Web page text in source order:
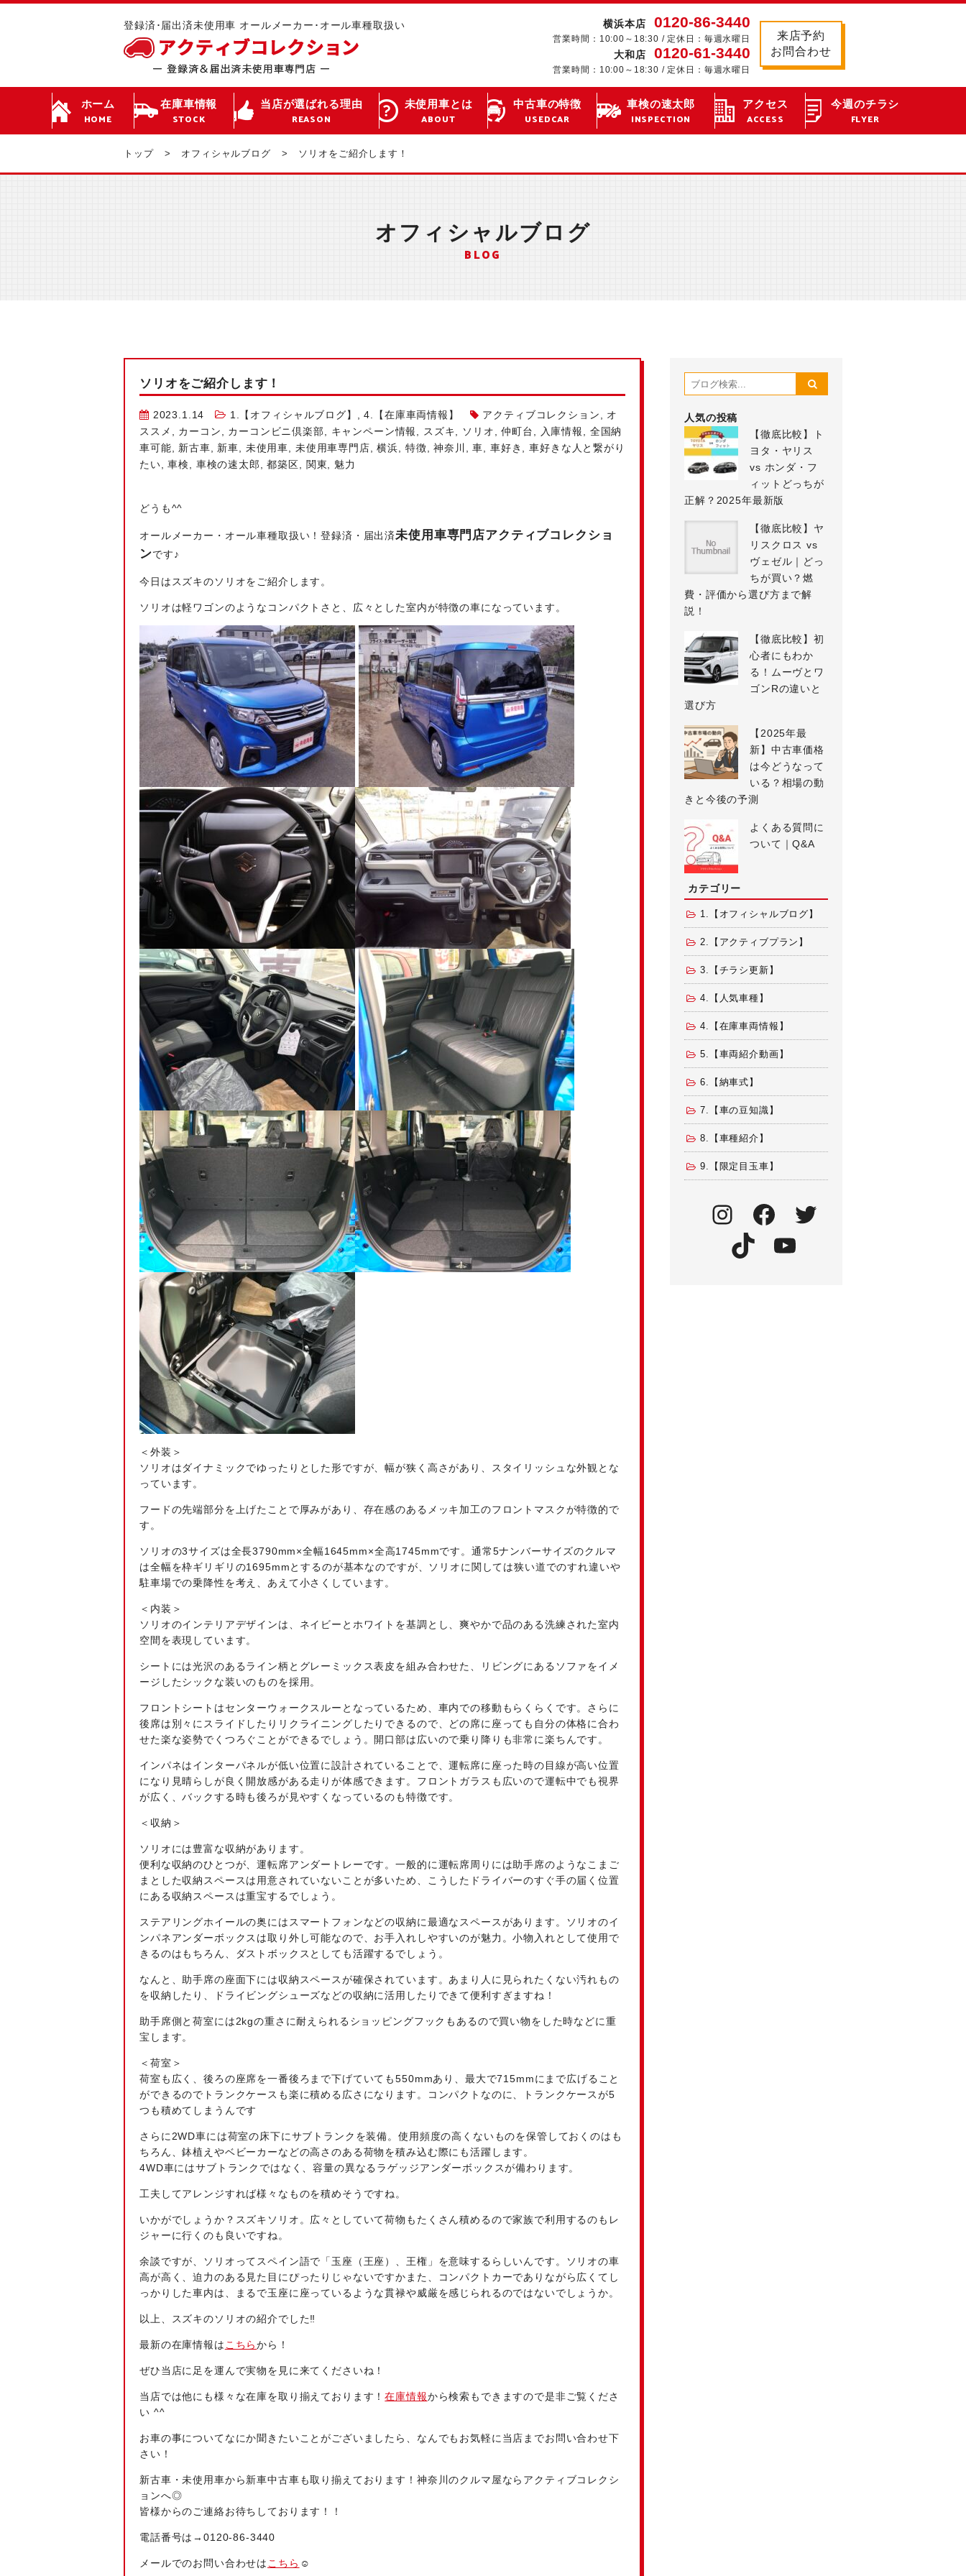
登録済･届出済未使用車 オールメーカー･オール車種取扱い 横浜本店 0120-86-3440
営業時間：10:00～18:30 / 定休日：毎週水曜日
大和店 0120-61-3440
営業時間：10:00～18:30 / 定休日：毎週水曜日
来店予約
お問合わせ
ホーム
HOME
在庫車情報
STOCK
当店が選ばれる理由
REASON
未使用車とは
ABOUT
中古車の特徴
USEDCAR
車検の速太郎
INSPECTION
アクセス
ACCESS
今週のチラシ
FLYER
トップ オフィシャルブログ ソリオをご紹介します！
オフィシャルブログ
BLOG
ソリオをご紹介します！
2023.1.14 1.【オフィシャルブログ】 ,4.【在庫車両情報】 アクティブコレクション
オ
ススメ
カーコン カーコンビニ倶楽部 キャンペーン情報 スズキ ソリオ ,仲町台 入庫情報
全国納
車可能
新古車 新車 未使用車 未使用車専門店 ,横浜 特徴 ,神奈川 ,車 車好き ,車好きな人と繋がり
たい ,車検 車検の速太郎 ,都築区 関東 魅力
どうも^^
オールメーカー・オール車種取扱い！登録済・届出済未使用車専門店アクティブコレクショ
ンです♪
今日はスズキのソリオをご紹介します。
ソリオは軽ワゴンのようなコンパクトさと、広々とした室内が特徴の車になっています。
＜外装＞
ソリオはダイナミックでゆったりとした形ですが、幅が狭く高さがあり、スタイリッシュな外観とな
っています。
フードの先端部分を上げたことで厚みがあり、存在感のあるメッキ加工のフロントマスクが特徴的で
す。
ソリオの3サイズは全長3790mm×全幅1645mm×全高1745mmです。通常5ナンバーサイズのクルマ
は全幅を枠ギリギリの1695mmとするのが基本なのですが、ソリオに関しては狭い道でのすれ違いや
駐車場での乗降性を考え、あえて小さくしています。
＜内装＞
ソリオのインテリアデザインは、ネイビーとホワイトを基調とし、爽やかで品のある洗練された室内
空間を表現しています。
シートには光沢のあるライン柄とグレーミックス表皮を組み合わせた、リビングにあるソファをイメ
ージしたシックな装いのものを採用。
フロントシートはセンターウォークスルーとなっているため、車内での移動もらくらくです。さらに
後席は別々にスライドしたりリクライニングしたりできるので、どの席に座っても自分の体格に合わ
せた楽な姿勢でくつろぐことができるでしょう。開口部は広いので乗り降りも非常に楽ちんです。
インパネはインターパネルが低い位置に設計されていることで、運転席に座った時の目線が高い位置
になり見晴らしが良く開放感がある走りが体感できます。フロントガラスも広いので運転中でも視界
が広く、バックする時も後ろが見やすくなっているのも特徴です。
＜収納＞
ソリオには豊富な収納があります。
便利な収納のひとつが、運転席アンダートレーです。一般的に運転席周りには助手席のようなこまご
まとした収納スペースは用意されていないことが多いため、こうしたドライバーのすぐ手の届く位置
にある収納スペースは重宝するでしょう。
ステアリングホイールの奥にはスマートフォンなどの収納に最適なスペースがあります。ソリオのイ
ンパネアンダーボックスは取り外し可能なので、お手入れしやすいのが魅力。小物入れとして使用で
きるのはもちろん、ダストボックスとしても活躍するでしょう。
なんと、助手席の座面下には収納スペースが確保されています。あまり人に見られたくない汚れもの
を収納したり、ドライビングシューズなどの収納に活用したりできて便利すぎますね！
助手席側と荷室には2kgの重さに耐えられるショッピングフックもあるので買い物をした時などに重
宝します。
＜荷室＞
荷室も広く、後ろの座席を一番後ろまで下げていても550mmあり、最大で715mmにまで広げること
ができるのでトランクケースも楽に積める広さになります。コンパクトなのに、トランクケースが5
つも積めてしまうんです
さらに2WD車には荷室の床下にサブトランクを装備。使用頻度の高くないものを保管しておくのはも
ちろん、鉢植えやベビーカーなどの高さのある荷物を積み込む際にも活躍します。
4WD車にはサブトランクではなく、容量の異なるラゲッジアンダーボックスが備わります。
工夫してアレンジすれば様々なものを積めそうですね。
いかがでしょうか？スズキソリオ。広々としていて荷物もたくさん積めるので家族で利用するのもレ
ジャーに行くのも良いですね。
余談ですが、ソリオってスペイン語で「玉座（王座）、王権」を意味するらしいんです。ソリオの車
高が高く、迫力のある見た目にぴったりじゃないですかまた、コンパクトカーでありながら広くてし
っかりした車内は、まるで玉座に座っているような貫禄や威厳を感じられるのではないでしょうか。
以上、スズキのソリオの紹介でした‼
最新の在庫情報は こちらから！
ぜひ当店に足を運んで実物を見に来てくださいね！
当店では他にも様々な在庫を取り揃えております！在庫情報から検索もできますので是非ご覧くださ
い ^^
お車の事についてなにか聞きたいことがございましたら、なんでもお気軽に当店までお問い合わせ下
さい！
新古車・未使用車から新車中古車も取り揃えております！神奈川のクルマ屋ならアクティブコレクシ
ョンへ◎
皆様からのご連絡お待ちしております！！
電話番号は→0120-86-3440
メールでのお問い合わせは こちら ☺
人気の投稿
【徹底比較】ト
ヨタ・ヤリス
vs ホンダ・フ
ィットどっちが
正解？2025年最新版
【徹底比較】ヤ
リスクロス vs
ヴェゼル｜どっ
ちが買い？燃
費・評価から選び方まで解
説！
【徹底比較】初
心者にもわか
る！ムーヴとワ
ゴンRの違いと
選び方
【2025年最
新】中古車価格
は今どうなって
いる？相場の動
きと今後の予測
よくある質問に
ついて｜Q&A
カテゴリー
1.【オフィシャルブログ】
2.【アクティブプラン】
3.【チラシ更新】
4.【人気車種】
4.【在庫車両情報】
5.【車両紹介動画】
6.【納車式】
7.【車の豆知識】
8.【車種紹介】
9.【限定目玉車】
Instagram
Facebook
TikTokYouTube